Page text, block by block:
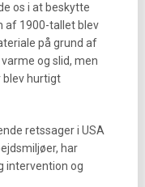
os i at beskytte
af 1900-tallet blev
på grund af
og slid, men
blev hurtigt
retssager i USA
har
intervention og